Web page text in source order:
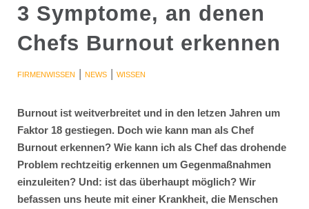
3 Symptome, an denen
Chefs Burnout erkennen
FIRMENWISSEN | NEWS| WISSEN
Burnout ist weitverbreitet und in den letzen Jahren um
Faktor 18 gestiegen. Doch wie kann man als Chef
Burnout erkennen? Wie kann ich als Chef das drohende
Problem rechtzeitig erkennen um Gegenmaßnahmen
einzuleiten? Und: ist das überhaupt möglich? Wir
befassen uns heute mit einer Krankheit, die Menschen